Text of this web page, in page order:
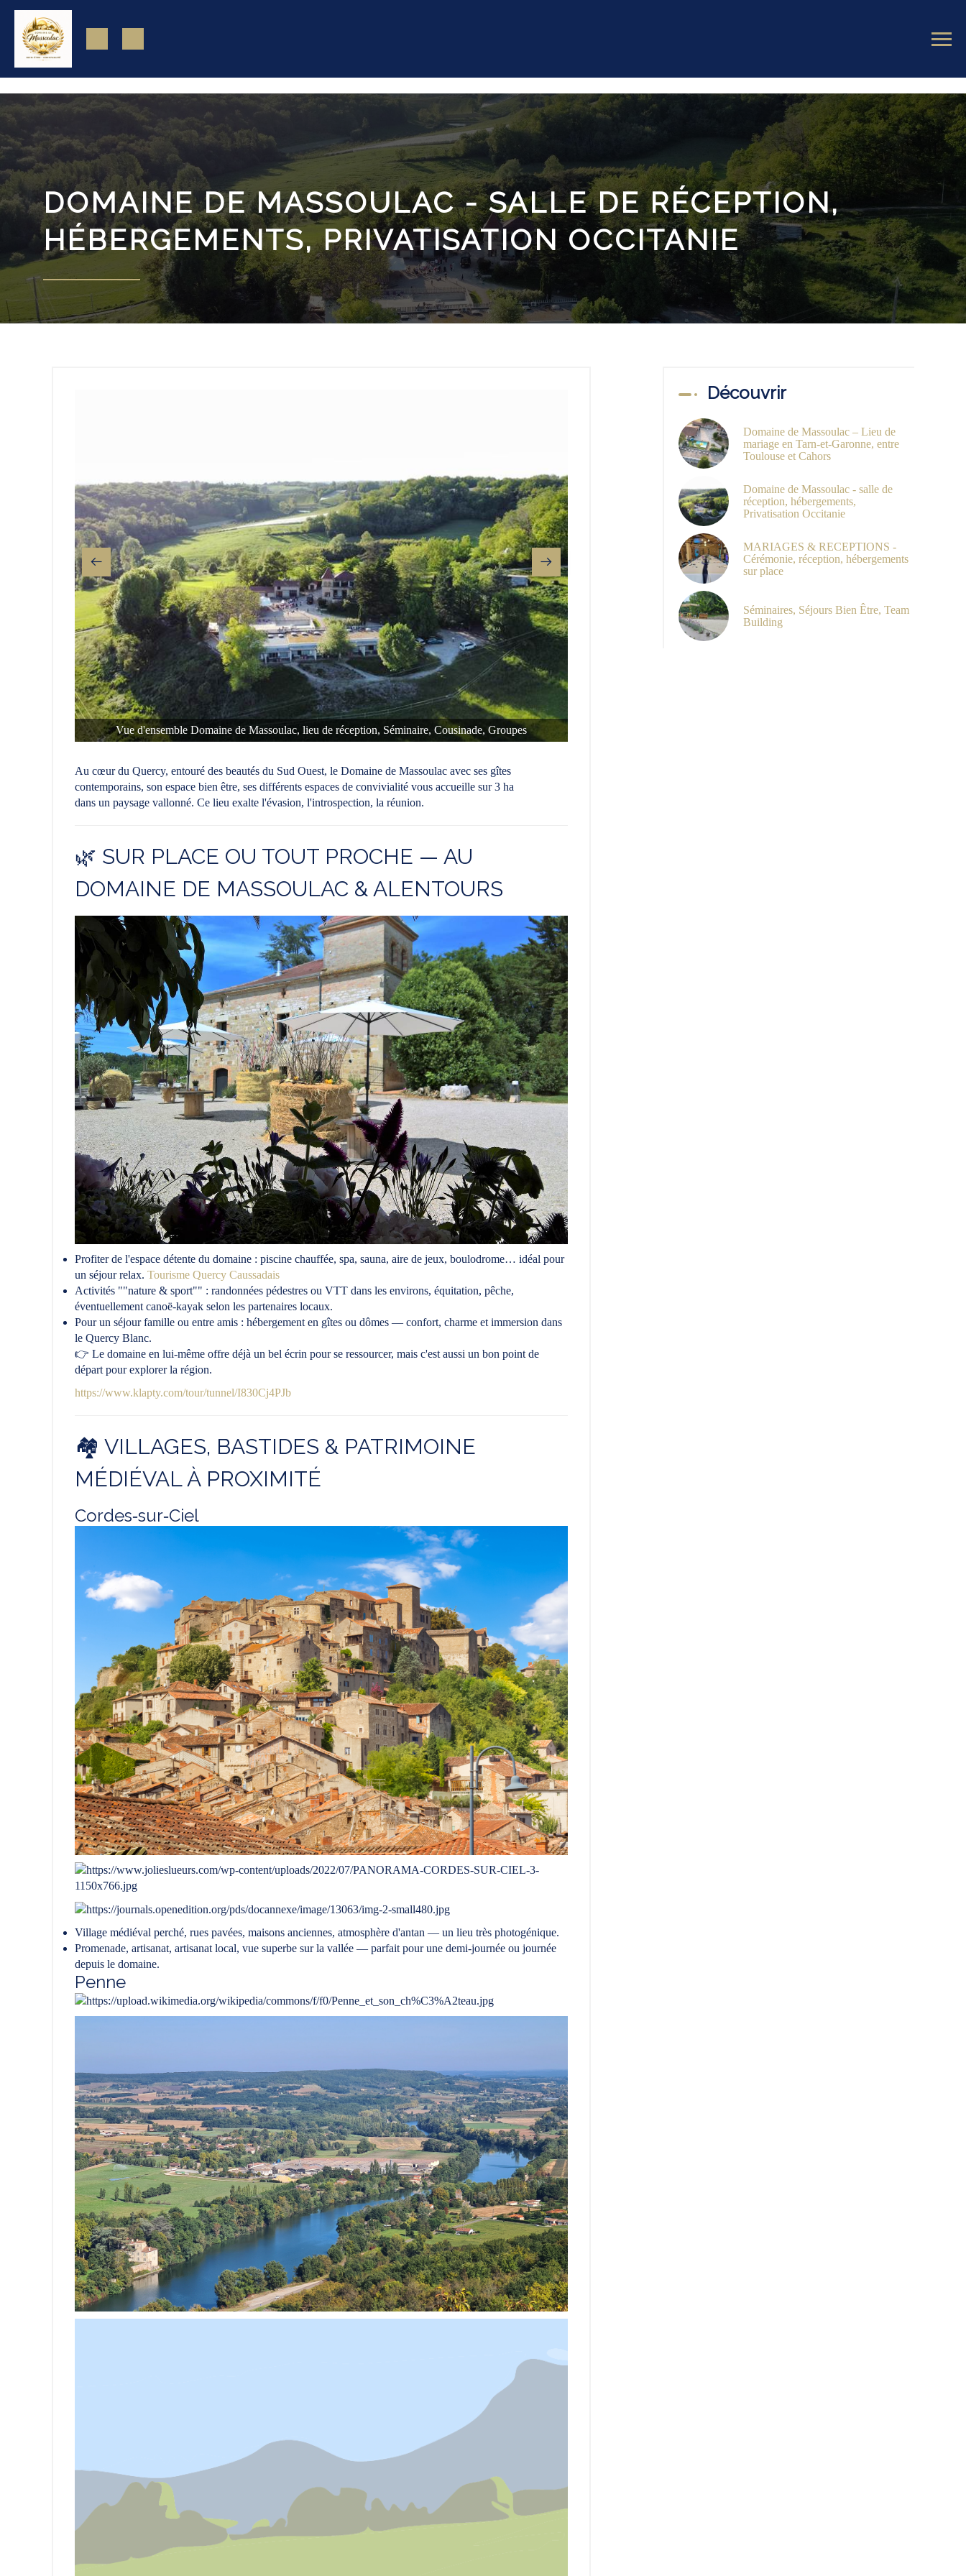
https://www.facebook.com/domainedemassoulac82
DOMAINE DE MASSOULAC - SALLE DE RÉCEPTION,
HÉBERGEMENTS, PRIVATISATION OCCITANIE
Vue d'ensemble Domaine de Massoulac, lieu de réception, Séminaire, Cousinade, Groupes
Au cœur du Quercy, entouré des beautés du Sud Ouest, le Domaine de Massoulac avec ses gîtes
contemporains, son espace bien être, ses différents espaces de convivialité vous accueille sur 3 ha
dans un paysage vallonné. Ce lieu exalte l'évasion, l'introspection, la réunion.
🌿 SUR PLACE OU TOUT PROCHE — AU
DOMAINE DE MASSOULAC & ALENTOURS
Profiter de l'espace détente du domaine : piscine chauffée, spa, sauna, aire de jeux, boulodrome… idéal pour
un séjour relax. Tourisme Quercy Caussadais
Activités ""nature & sport"" : randonnées pédestres ou VTT dans les environs, équitation, pêche,
éventuellement canoë-kayak selon les partenaires locaux.
Pour un séjour famille ou entre amis : hébergement en gîtes ou dômes — confort, charme et immersion dans
le Quercy Blanc.
👉 Le domaine en lui-même offre déjà un bel écrin pour se ressourcer, mais c'est aussi un bon point de
départ pour explorer la région.
https://www.klapty.com/tour/tunnel/I830Cj4PJb
🏘 VILLAGES, BASTIDES & PATRIMOINE
MÉDIÉVAL À PROXIMITÉ
Cordes‑sur‑Ciel
Village médiéval perché, rues pavées, maisons anciennes, atmosphère d'antan — un lieu très photogénique.
Promenade, artisanat, artisanat local, vue superbe sur la vallée — parfait pour une demi-journée ou journée
depuis le domaine.
Penne
Découvrir
Domaine de Massoulac – Lieu de
mariage en Tarn-et-Garonne, entre
Toulouse et Cahors
Domaine de Massoulac - salle de
réception, hébergements,
Privatisation Occitanie
MARIAGES & RECEPTIONS -
Cérémonie, réception, hébergements
sur place
Séminaires, Séjours Bien Être, Team
Building